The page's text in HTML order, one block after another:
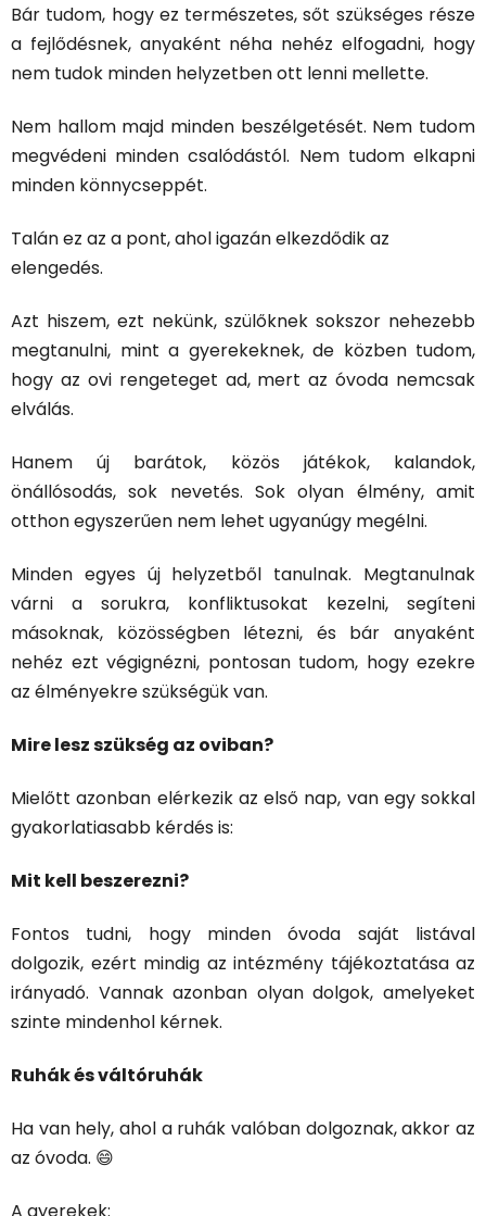
Bár tudom, hogy ez természetes, sőt szükséges része
a fejlődésnek, anyaként néha nehéz elfogadni, hogy
nem tudok minden helyzetben ott lenni mellette.
Nem hallom majd minden beszélgetését. Nem tudom
megvédeni minden csalódástól. Nem tudom elkapni
minden könnycseppét.
Talán ez az a pont, ahol igazán elkezdődik az
elengedés.
Azt hiszem, ezt nekünk, szülőknek sokszor nehezebb
megtanulni, mint a gyerekeknek, de közben tudom,
hogy az ovi rengeteget ad, mert az óvoda nemcsak
elválás.
Hanem új barátok, közös játékok, kalandok,
önállósodás, sok nevetés. Sok olyan élmény, amit
otthon egyszerűen nem lehet ugyanúgy megélni.
Minden egyes új helyzetből tanulnak. Megtanulnak
várni a sorukra, konfliktusokat kezelni, segíteni
másoknak, közösségben létezni, és bár anyaként
nehéz ezt végignézni, pontosan tudom, hogy ezekre
az élményekre szükségük van.
Mire lesz szükség az oviban?
Mielőtt azonban elérkezik az első nap, van egy sokkal
gyakorlatiasabb kérdés is:
Mit kell beszerezni?
Fontos tudni, hogy minden óvoda saját listával
dolgozik, ezért mindig az intézmény tájékoztatása az
irányadó. Vannak azonban olyan dolgok, amelyeket
szinte mindenhol kérnek.
Ruhák és váltóruhák
Ha van hely, ahol a ruhák valóban dolgoznak, akkor az
az óvoda. 😄
A gyerekek: